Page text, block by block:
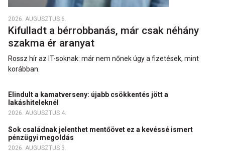
2026. AUGUSZTUS 6.
Kifulladt a bérrobbanás, már csak néhány
szakma ér aranyat
Rossz hír az IT-soknak: már nem nőnek úgy a fizetések, mint
korábban.
Elindult a kamatverseny: újabb csökkentés jött a
lakáshiteleknél
2026. AUGUSZTUS 4.
Sok családnak jelenthet mentőövet ez a kevéssé ismert
pénzügyi megoldás
2026. AUGUSZTUS 3.